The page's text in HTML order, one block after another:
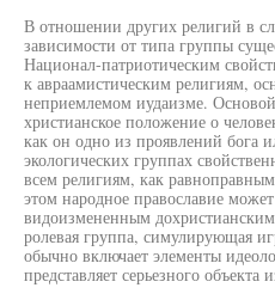
В отношении других религий в
зависимости от типа группы
Национал-патриотическим
к авраамистическим религиям,
неприемлемом иудаизме. Основой
христианское положение о
как он одно из проявлений бога
экологических группах
всем религиям, как
этом народное православие может
видоизмененным
ролевая группа, симулирующая
обычно включает элементы
представляет серьезного объекта